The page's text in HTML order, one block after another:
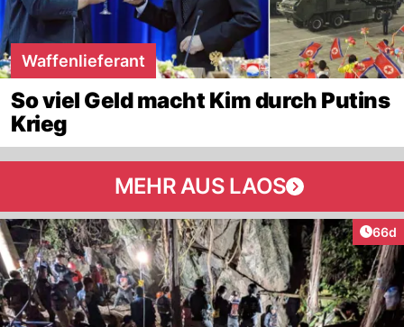
Waffenlieferant
So viel Geld macht Kim durch Putins
Krieg
MEHR AUS LAOS
66d